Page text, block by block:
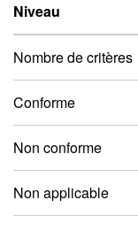
Niveau
Nombre de critères
Conforme
Non conforme
Non applicable